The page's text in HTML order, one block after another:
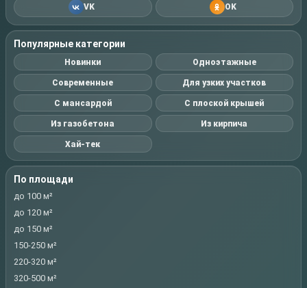
VK OK
Популярные категории
Новинки Одноэтажные
Современные Для узких участков
С мансардой С плоской крышей
Из газобетона Из кирпича
Хай-тек
По площади
до 100 м²
до 120 м²
до 150 м²
150-250 м²
220-320 м²
320-500 м²